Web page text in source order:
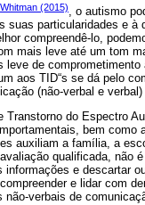
Whitman (2015), o autismo
suas particularidades e
compreendê-lo,
mais leve até um tom
leve de
aos TID“s se dá pelo
(não-verbal e
do Espectro
bem como
auxiliam a família, a
qualificada, não
e descartar
e lidar com
verbais de